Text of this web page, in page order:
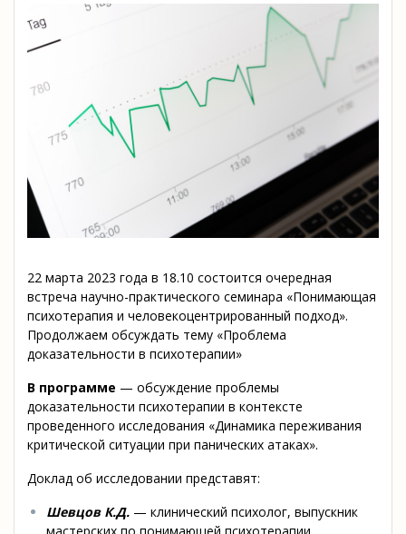
22 марта 2023 года в 18.10 состоится очередная
встреча научно-практического семинара «Понимающая
психотерапия и человекоцентрированный подход».
Продолжаем обсуждать тему «Проблема
доказательности в психотерапии»
В программе — обсуждение проблемы
доказательности психотерапии в контексте
проведенного исследования «Динамика переживания
критической ситуации при панических атаках».
Доклад об исследовании представят:
Шевцов К.Д. — клинический психолог, выпускник